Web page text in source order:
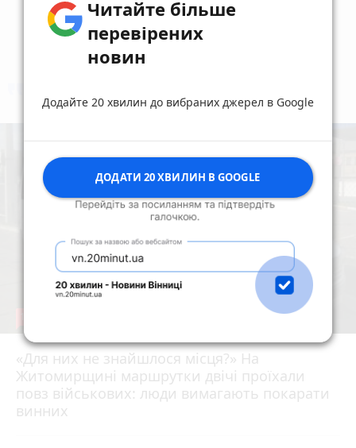
Найчастішекоментують
«Для них не знайшлося місця?» На
Житомирщині маршрутки двічі проїхали
повз військових: люди вимагають покарати
винних
17 липня 2026 р.
Читайте більше
перевірених
новин
Додайте 20 хвилин до вибраних джерел в Google
ДОДАТИ 20 ХВИЛИН В GOOGLE